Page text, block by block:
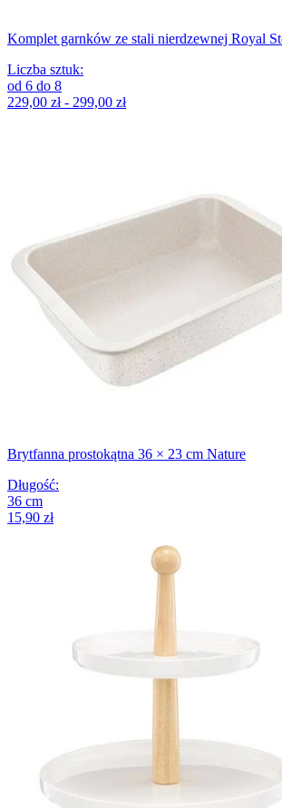
Komplet garnków ze stali nierdzewnej Royal
Liczba sztuk:
od 6 do 8
229,00 zł - 299,00 zł
Brytfanna prostokątna 36 × 23 cm Nature
Długość:
36 cm
15,90 zł